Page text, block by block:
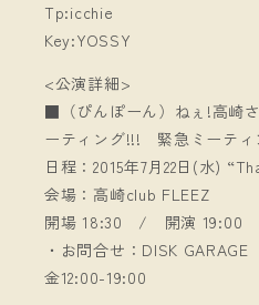
Tp:icchie
Key:YOSSY
<公演詳細>
■（ぴんぽーん）ねぇ!高崎
ーティング!!! 緊急ミーティ
日程：2015年7月22日(水)
会場：高崎club FLEEZ
開場 18:30 / 開演 19:00
・お問合せ：DISK
金12:00-19:00